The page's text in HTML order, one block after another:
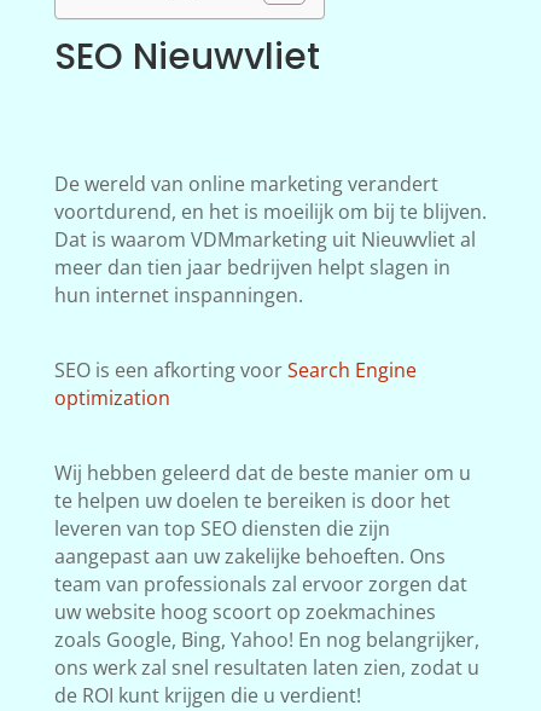
SEO Nieuwvliet
De wereld van online marketing verandert
voortdurend, en het is moeilijk om bij te blijven.
Dat is waarom VDMmarketing uit Nieuwvliet al
meer dan tien jaar bedrijven helpt slagen in
hun internet inspanningen.
SEO is een afkorting voorSearch Engine
optimization
Wij hebben geleerd dat de beste manier om u
te helpen uw doelen te bereiken is door het
leveren van top SEO diensten die zijn
aangepast aan uw zakelijke behoeften. Ons
team van professionals zal ervoor zorgen dat
uw website hoog scoort op zoekmachines
zoals Google, Bing, Yahoo! En nog belangrijker,
ons werk zal snel resultaten laten zien, zodat u
de ROI kunt krijgen die u verdient!